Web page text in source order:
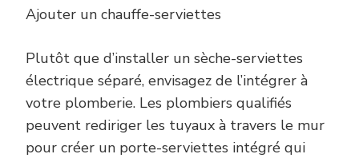
Ajouter un chauffe-serviettes
Plutôt que d’installer un sèche-serviettes
électrique séparé, envisagez de l’intégrer à
votre plomberie. Les plombiers qualifiés
peuvent rediriger les tuyaux à travers le mur
pour créer un porte-serviettes intégré qui